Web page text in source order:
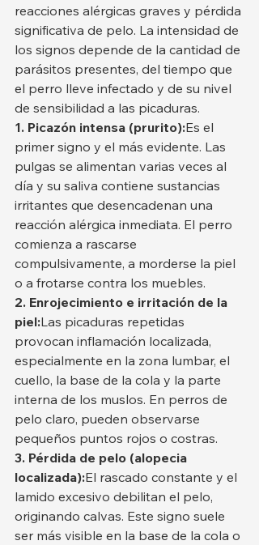
reacciones alérgicas graves y pérdida
significativa de pelo. La intensidad de
los signos depende de la cantidad de
parásitos presentes, del tiempo que
el perro lleve infectado y de su nivel
de sensibilidad a las picaduras.
1. Picazón intensa (prurito):Es el
primer signo y el más evidente. Las
pulgas se alimentan varias veces al
día y su saliva contiene sustancias
irritantes que desencadenan una
reacción alérgica inmediata. El perro
comienza a rascarse
compulsivamente, a morderse la piel
o a frotarse contra los muebles.
2. Enrojecimiento e irritación de la
piel:Las picaduras repetidas
provocan inflamación localizada,
especialmente en la zona lumbar, el
cuello, la base de la cola y la parte
interna de los muslos. En perros de
pelo claro, pueden observarse
pequeños puntos rojos o costras.
3. Pérdida de pelo (alopecia
localizada):El rascado constante y el
lamido excesivo debilitan el pelo,
originando calvas. Este signo suele
ser más visible en la base de la cola o